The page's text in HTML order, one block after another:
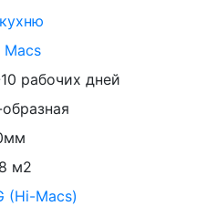
Macs
рабочих дней
м2
(Hi-Macs)